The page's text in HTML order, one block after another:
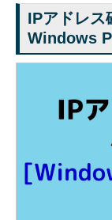
IPアドレス
Windows